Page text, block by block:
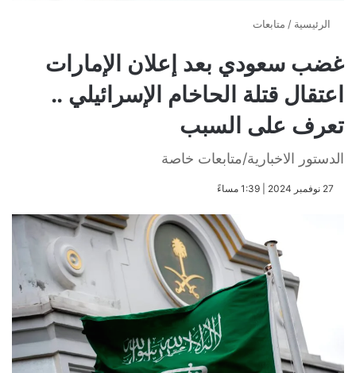
الرئيسية / متابعات
غضب سعودي بعد إعلان الإمارات
اعتقال قتلة الحاخام الإسرائيلي ..
تعرف على السبب
الدستور الاخبارية/متابعات خاصة
​27 نوفمبر 2024 | 1:39 مساءً